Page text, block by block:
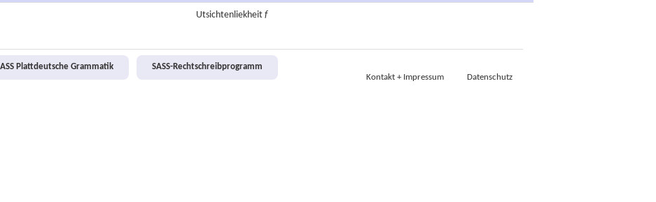
Utsichtenliekheit f
Plattdeutsche Grammatik
SASS-Rechtschreibprogramm
Kontakt + Impressum
Datenschutz